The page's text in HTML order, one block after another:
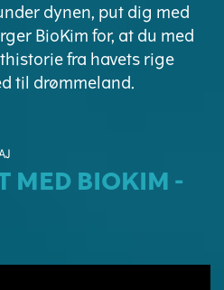
dynen, put dig med
BioKim for, at du med
fra havets rige
til drømmeland.
MED BIOKIM -